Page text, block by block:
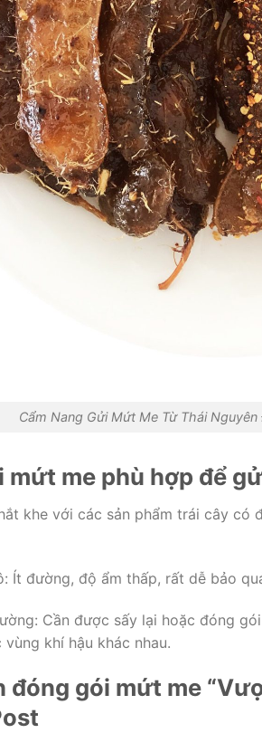
Cẩm Nang Gửi Mứt Me Từ Thái
mứt me phù hợp để
khe với các sản phẩm trái cây có
Ít đường, độ ẩm thấp, rất dễ bảo
Cần được sấy lại hoặc đóng
vùng khí hậu khác nhau.
đóng gói mứt me